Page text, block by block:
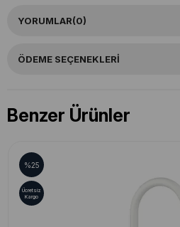
YORUMLAR(0)
ÖDEME SEÇENEKLERI
Benzer Ürünler
%25
Ücretsiz
Kargo